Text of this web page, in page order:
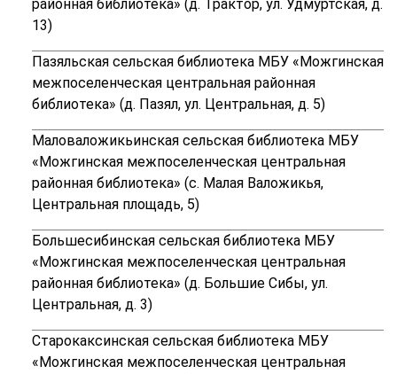
районная библиотека» (д. Трактор, ул. Удмуртская, д.
13)
Пазяльская сельская библиотека МБУ «Можгинская
межпоселенческая центральная районная
библиотека» (д. Пазял, ул. Центральная, д. 5)
Маловаложикьинская сельская библиотека МБУ
«Можгинская межпоселенческая центральная
районная библиотека» (с. Малая Валожикья,
Центральная площадь, 5)
Большесибинская сельская библиотека МБУ
«Можгинская межпоселенческая центральная
районная библиотека» (д. Большие Сибы, ул.
Центральная, д. 3)
Старокаксинская сельская библиотека МБУ
«Можгинская межпоселенческая центральная